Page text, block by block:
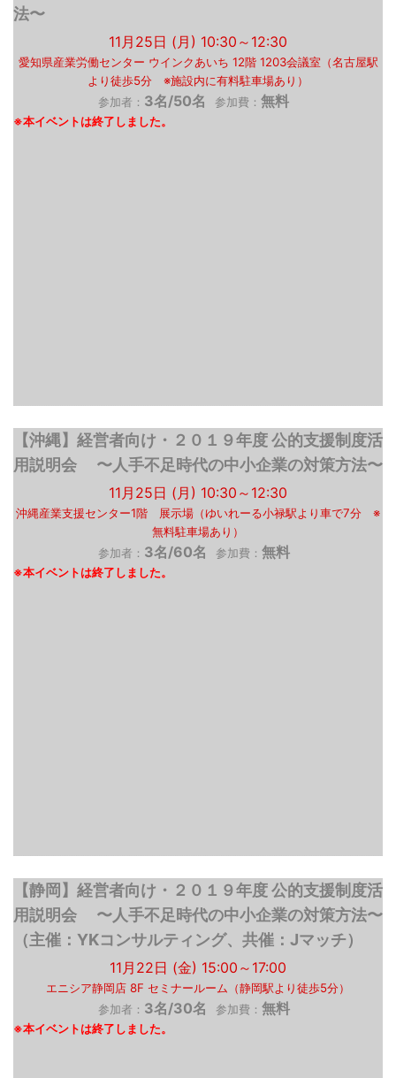
法〜
11月25日 (月) 10:30～12:30
愛知県産業労働センター ウインクあいち 12階 1203会議室（名古屋駅
より徒歩5分 ※施設内に有料駐車場あり）
参加者： 3名/50名 参加費： 無料
【沖縄】経営者向け・２０１９年度 公的支援制度活
用説明会 〜人手不足時代の中小企業の対策方法〜
11月25日 (月) 10:30～12:30
沖縄産業支援センター1階 展示場（ゆいれーる小禄駅より車で7分 ※
無料駐車場あり）
参加者： 3名/60名 参加費： 無料
【静岡】経営者向け・２０１９年度 公的支援制度活
用説明会 〜人手不足時代の中小企業の対策方法〜
（主催：YKコンサルティング、共催：Jマッチ）
11月22日 (金) 15:00～17:00
エニシア静岡店 8F セミナールーム（静岡駅より徒歩5分）
参加者： 3名/30名 参加費： 無料